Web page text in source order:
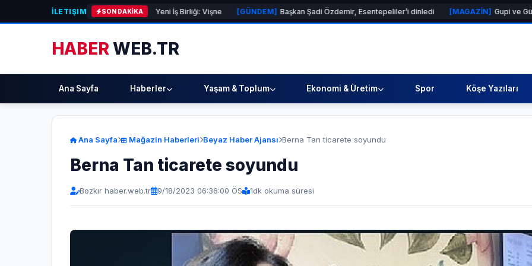
İLETIŞIM SON DAKİKA
Dolu Kadehi Ters Tut’tan Yeni İş Birliği: Vişne [GÜNDEM] Başkan Şadi Özdemir, Esentepeliler’i dinledi [MAGAZİN] Gupi ve Gülmeyen Kral
HABERWEB.TR
Ana Sayfa Haberler Yaşam & Toplum Ekonomi & Üretim Spor Köşe Yazıları
Ana Sayfa Mağazin Haberleri Beyaz Haber Ajansı Berna Tan ticarete soyundu
Berna Tan ticarete soyundu
Bozkır haber.web.tr 9/18/2023 06:36:00 ÖS 1dk okuma süresi